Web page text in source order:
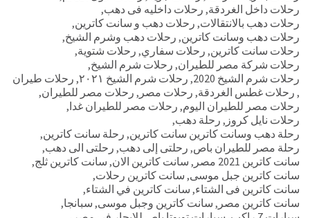
رحلات داخل الغردقة, رحلات داخليه فى دهب,
رحلات دهب بالانتقالات, رحلات دهب و سانت كاترين,
رحلات دهب وسانت كاترين, رحلات دهب وشرم الشيخ,
رحلات سانت كاترين, رحلات سفاري, رحلات شتوية,
رحلات شركة مصر للطيران, رحلات شرم الشيخ,
رحلات شرم الشيخ 2020
, رحلات شرم الشيخ ٢٠٢١ , رحلات طيران
, رحلات غطس الغردقة, رحلات مصر , رحلات مصر للطيران,
رحلات مصر للطيران اليوم, رحلات مصر للطيران غدا,
رحلات نايل كروز , رحلة دهب,
رحلة دهب وسانت كاترين سانت كاترين, رحلة سانت كاترين,
رحلة مصر للطيران باص, رحلتى إلى دهب, رحلتى الى دهب,
سانت كاترين 2021 مصر
, سانت كاترين الان, سانت كاترين ثلج,
سانت كاترين جبل موسى, سانت كاترين رحلات,
سانت كاترين فى الشتاء, سانت كاترين في الشتاء,
سانت كاترين مصر , سانت كاترين وجبل موسى, سبانجا,